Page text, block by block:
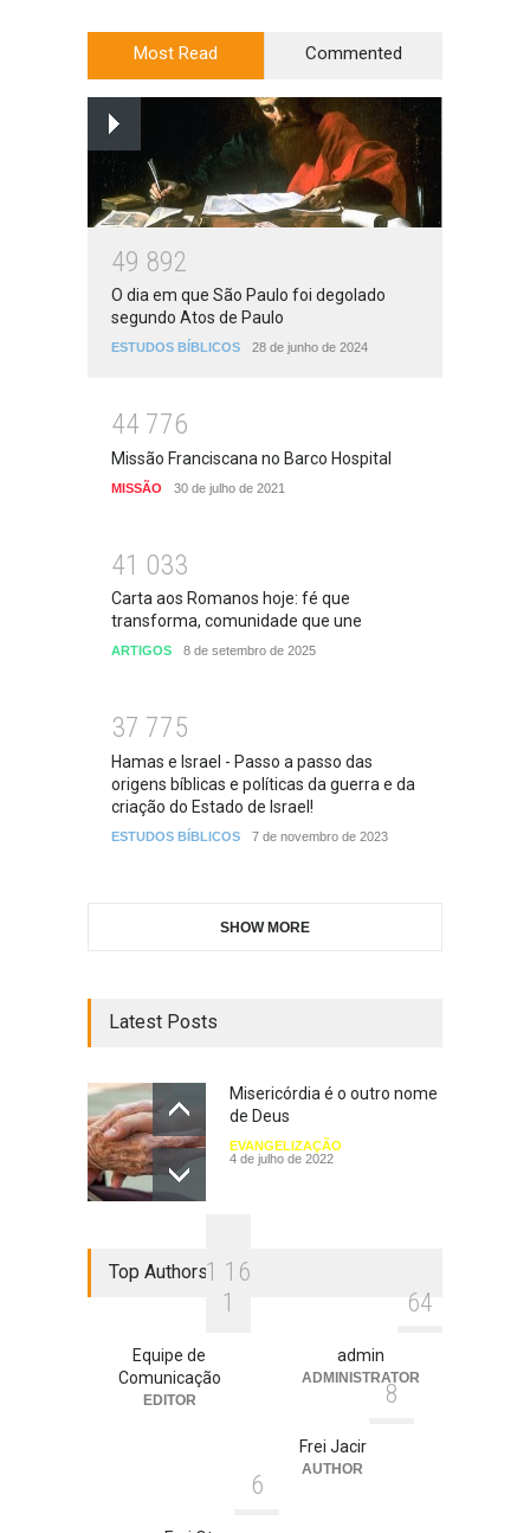
Most Read Commented
49 892
O dia em que São Paulo foi degolado
segundo Atos de Paulo
ESTUDOS BÍBLICOS 28 de junho de 2024
44 776
Missão Franciscana no Barco Hospital
MISSÃO 30 de julho de 2021
41 033
Carta aos Romanos hoje: fé que
transforma, comunidade que une
ARTIGOS 8 de setembro de 2025
37 775
Hamas e Israel - Passo a passo das
origens bíblicas e políticas da guerra e da
criação do Estado de Israel!
ESTUDOS BÍBLICOS 7 de novembro de 2023
SHOW MORE
Latest Posts
Misericórdia é o outro nome
de Deus
EVANGELIZAÇÃO
4 de julho de 2022
Top Authors1 1 6
1
Equipe de
Comunicação
EDITOR
64
admin
ADMINISTRATOR
8
Frei Jacir
AUTHOR
6